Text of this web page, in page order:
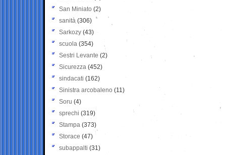
San Miniato (2)
sanità (306)
Sarkozy (43)
scuola (354)
Sestri Levante (2)
Sicurezza (452)
sindacati (162)
Sinistra arcobaleno (11)
Soru (4)
sprechi (319)
Stampa (373)
Storace (47)
subappalti (31)